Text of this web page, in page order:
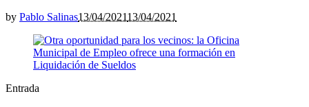
by Pablo Salinas13/04/202113/04/2021
Entrada